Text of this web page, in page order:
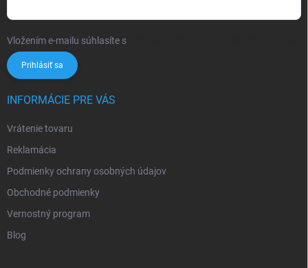
Vložením e-mailu súhlasíte s
Prihlásiť sa
INFORMÁCIE PRE VÁS
Vrátenie tovaru
Reklamácia
Podmienky ochrany osobných údajov
Obchodné podmienky
Vernostný program
Blog